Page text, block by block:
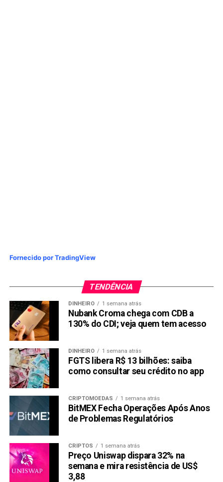
Fornecido por TradingView
TENDÊNCIA
DINHEIRO 1 semana atrás
Nubank Croma chega com CDB a
130% do CDI; veja quem tem acesso
DINHEIRO 1 semana atrás
FGTS libera R$ 13 bilhões: saiba
como consultar seu crédito no app
CRIPTOMOEDAS 1 semana atrás
BitMEX Fecha Operações Após Anos
de Problemas Regulatórios
CRIPTOS 1 semana atrás
Preço Uniswap dispara 32% na
semana e mira resistência de US$
3,88